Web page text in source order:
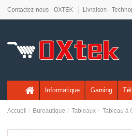
Contactez-nous - OXTEK Livraison -
Informatique Gaming
Accueil Bureautique Tableaux Tableau à